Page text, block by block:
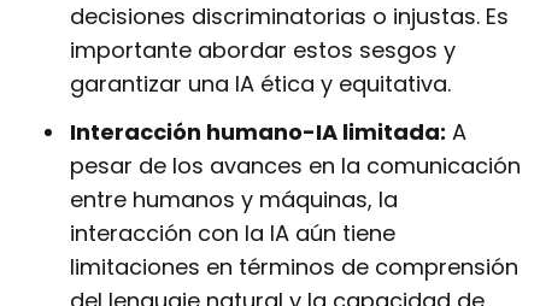
decisiones discriminatorias o injustas. Es
importante abordar estos sesgos y
garantizar una IA ética y equitativa.
Interacción humano-IA limitada: A
pesar de los avances en la comunicación
entre humanos y máquinas, la
interacción con la IA aún tiene
limitaciones en términos de comprensión